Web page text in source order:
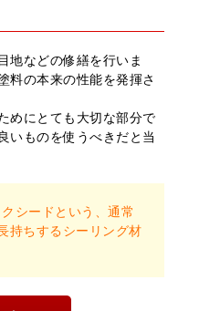
地などの修繕を⾏いま
料の本来の性能を発揮さ
めにとても⼤切な部分で
いものを使うべきだと当
シードという、通常
持ちするシーリング材